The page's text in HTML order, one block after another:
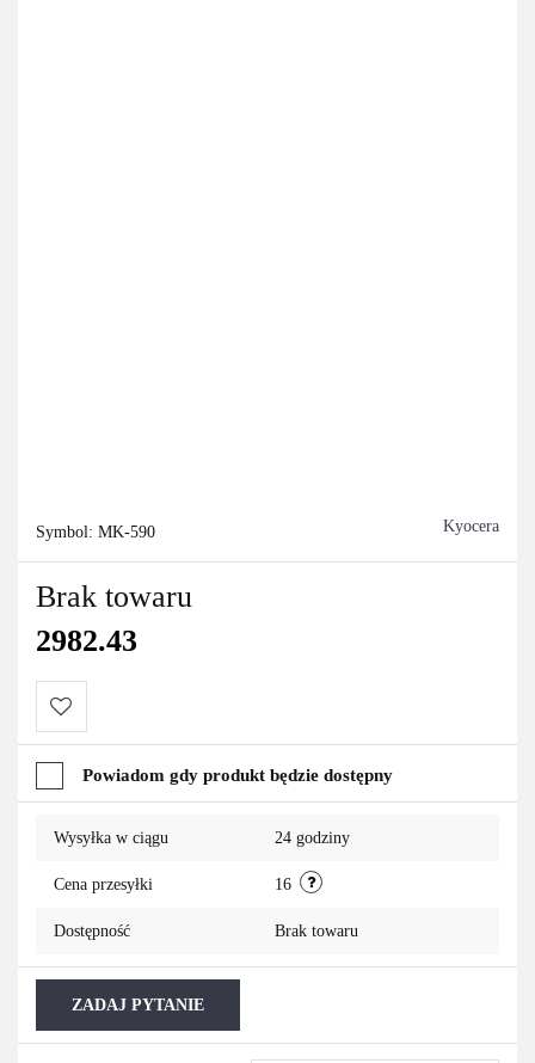
Symbol: MK-590 Kyocera
Brak towaru
2982.43
Do
Powiadom gdy produkt będzie dostępny
Wysyłka w ciągu 24 godziny
Cena przesyłki 16
Dostępność Brak towaru
ZADAJ PYTANIE